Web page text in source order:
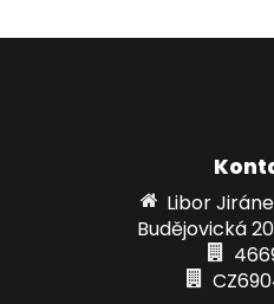
Libor
Budějovická